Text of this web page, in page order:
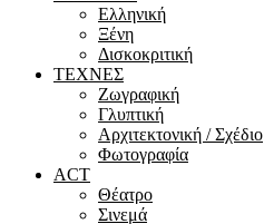
Ελληνική
Ξένη
Δισκοκριτική
ΤΕΧΝΕΣ
Ζωγραφική
Γλυπτική
Αρχιτεκτονική / Σχέδιο
Φωτογραφία
ACT
Θέατρο
Σινεμά